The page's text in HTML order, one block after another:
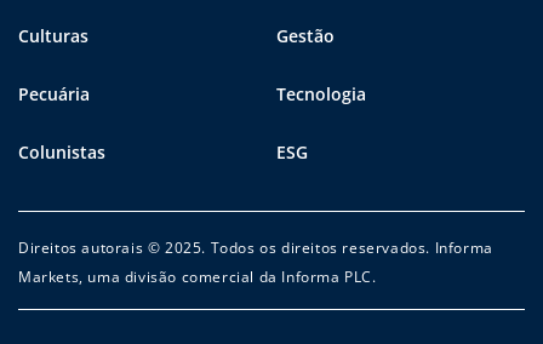
Culturas Gestão
Pecuária Tecnologia
Colunistas ESG
Direitos autorais © 2025. Todos os direitos reservados. Informa
Markets, uma divisão comercial da Informa PLC.